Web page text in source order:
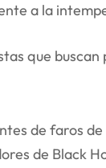
a la
que buscan
de faros
de Black